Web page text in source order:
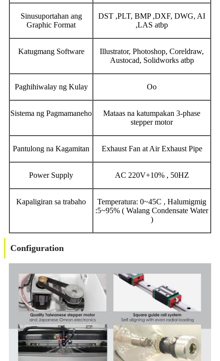
Sinusuportahan ang
Graphic Format
DST ,PLT, BMP ,DXF, DWG, AI
,LAS atbp
Katugmang Software
Illustrator, Photoshop, Coreldraw,
Austocad, Solidworks atbp
Paghihiwalay ng Kulay Oo
Sistema ng Pagmamaneho
Mataas na katumpakan 3-phase
stepper motor
Pantulong na Kagamitan Exhaust Fan at Air Exhaust Pipe
Power Supply AC 220V+10% , 50HZ
Kapaligiran sa trabaho
Temperatura: 0~45C , Halumigmig
:5~95% ( Walang Condensate Water
)
Configuration